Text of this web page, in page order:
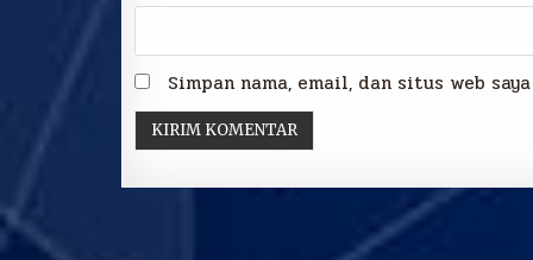
Simpan nama, email, dan situs web